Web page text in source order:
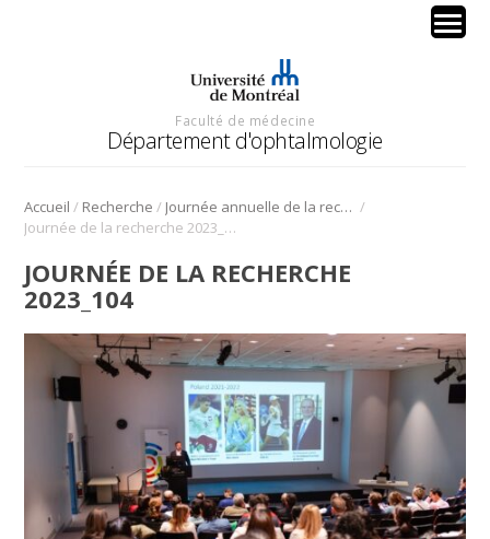
Faculté de médecine
Département d'ophtalmologie
Accueil / Recherche / Journée annuelle de la recherche en ophtalmologie de l’Université de Montréal /
Journée de la recherche 2023_104
JOURNÉE DE LA RECHERCHE
2023_104